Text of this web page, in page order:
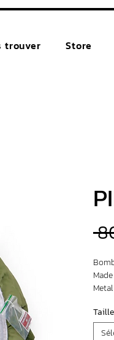
trouver Store
Taille